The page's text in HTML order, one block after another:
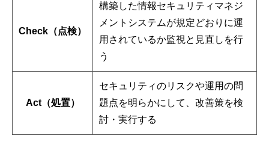
Check（点検）
構築した情報セキュリティマネジ
メントシステムが規定どおりに運
用されているか監視と見直しを行
う
Act（処置）
セキュリティのリスクや運用の問
題点を明らかにして、改善策を検
討・実行する